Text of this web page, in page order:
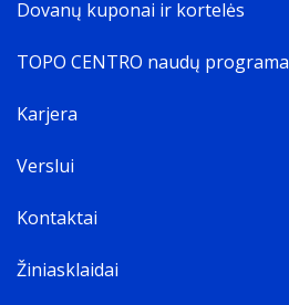
Dovanų kuponai ir kortelės
TOPO CENTRO naudų programa
Karjera
Verslui
Kontaktai
Žiniasklaidai